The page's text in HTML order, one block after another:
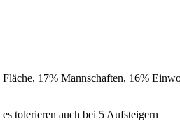
17% Mannschaften, 16%
tolerieren auch bei 5 Aufsteigern